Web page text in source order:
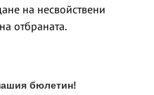
на несвойствени
отбраната.